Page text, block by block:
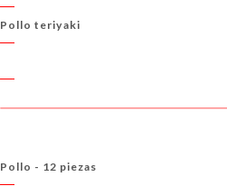
Pollo teriyaki
Pollo - 12 piezas